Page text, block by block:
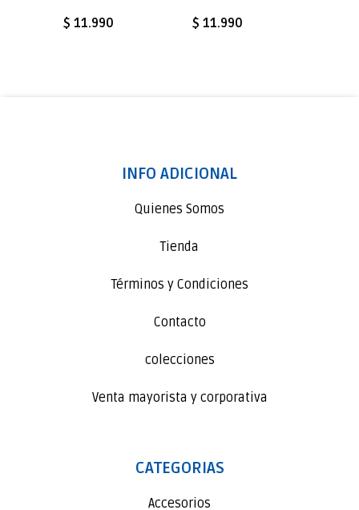
$ 11.990 $ 11.990
INFO ADICIONAL
Quienes Somos
Tienda
Términos y Condiciones
Contacto
colecciones
Venta mayorista y corporativa
CATEGORIAS
Accesorios